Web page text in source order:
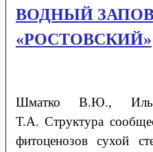
ВОДНЫЙ
«РОСТОВСКИЙ»
ШматкоВ.Ю.,
Т.А. Структура
фитоценозов сухой